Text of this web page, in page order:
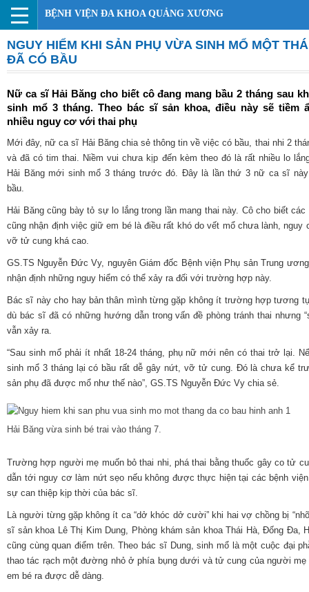
BỆNH VIỆN ĐA KHOA QUẢNG XƯƠNG
NGUY HIỂM KHI SẢN PHỤ VỪA SINH MỔ MỘT
ĐÃ CÓ BẦU
Nữ ca sĩ Hải Băng cho biết cô đang mang bầu 2 tháng sau
sinh mổ 3 tháng. Theo bác sĩ sản khoa, điều này sẽ tiềm
nhiều nguy cơ với thai phụ
Mới đây, nữ ca sĩ Hải Băng chia sẻ thông tin về việc có bầu, thai nhi 2
và đã có tim thai. Niềm vui chưa kịp đến kèm theo đó là rất nhiều lo
Hải Băng mới sinh mổ 3 tháng trước đó. Đây là lần thứ 3 nữ ca sĩ này
bầu.
Hải Băng cũng bày tỏ sự lo lắng trong lần mang thai này. Cô cho biết
cũng nhận định việc giữ em bé là điều rất khó do vết mổ chưa lành, nguy
vỡ tử cung khá cao.
GS.TS Nguyễn Đức Vy, nguyên Giám đốc Bệnh viện Phụ sản Trung
nhận định những nguy hiểm có thể xảy ra đối với trường hợp này.
Bác sĩ này cho hay bản thân mình từng gặp không ít trường hợp tương
dù bác sĩ đã có những hướng dẫn trong vấn đề phòng tránh thai nhưng
vẫn xảy ra.
“Sau sinh mổ phải ít nhất 18-24 tháng, phụ nữ mới nên có thai trở lại.
sinh mổ 3 tháng lại có bầu rất dễ gây nứt, vỡ tử cung. Đó là chưa kể
sản phụ đã được mổ như thế nào”, GS.TS Nguyễn Đức Vy chia sẻ.
Hải Băng vừa sinh bé trai vào tháng 7.
Trường hợp người mẹ muốn bỏ thai nhi, phá thai bằng thuốc gây co tử
dẫn tới nguy cơ làm nứt sẹo nếu không được thực hiện tại các bệnh
sự can thiệp kịp thời của bác sĩ.
Là người từng gặp không ít ca “dở khóc dở cười” khi hai vợ chồng bị
sĩ sản khoa Lê Thị Kim Dung, Phòng khám sản khoa Thái Hà, Đống Đa,
cũng cùng quan điểm trên. Theo bác sĩ Dung, sinh mổ là một cuộc đại
thao tác rạch một đường nhỏ ở phía bụng dưới và tử cung của người mẹ
em bé ra được dễ dàng.